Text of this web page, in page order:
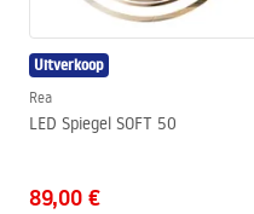
Uitverkoop
Rea
LED Spiegel SOFT 50
89,00 €